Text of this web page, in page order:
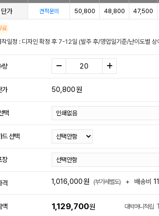
단가 견적문의 50,800 48,800 47,500
료
작일정 : 디자인 확정 후 7-12일 (발주 후/영업일기준/난이도별 상
량
가 50,800원
택
드 선택
장
격 1,016,000원 (부가세별도) + 배송비
액 1,129,700원 대박머니적립